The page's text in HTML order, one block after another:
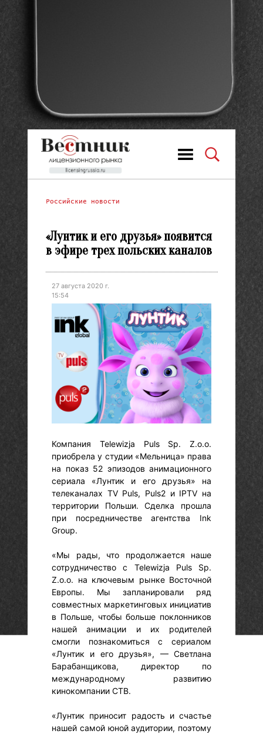
Российские новости
«Лунтик и его друзья» появится
в эфире трех польских каналов
27 августа 2020 г.
15:54
Компания Telewizja Puls Sp. Z.o.o.
приобрела у студии «Мельница» права
на показ 52 эпизодов анимационного
сериала «Лунтик и его друзья» на
телеканалах TV Puls, Puls2 и IPTV на
территории Польши. Сделка прошла
при посредничестве агентства Ink
Group.
«Мы рады, что продолжается наше
сотрудничество с Telewizja Puls Sp.
Z.o.o. на ключевым рынке Восточной
Европы. Мы запланировали ряд
совместных маркетинговых инициатив
в Польше, чтобы больше поклонников
нашей анимации и их родителей
смогли познакомиться с сериалом
«Лунтик и его друзья», — Светлана
Барабанщикова, директор по
международному развитию
кинокомпании СТВ.
«Лунтик приносит радость и счастье
нашей самой юной аудитории, поэтому